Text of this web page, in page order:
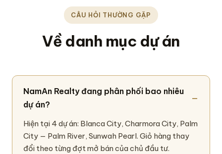
CÂU HỎI THƯỜNG GẶP
Về danh mục dự án
NamAn Realty đang phân phối bao nhiêu
dự án?
Hiện tại 4 dự án: Blanca City, Charmora City, Palm
City — Palm River, Sunwah Pearl. Giỏ hàng thay
đổi theo từng đợt mở bán của chủ đầu tư.